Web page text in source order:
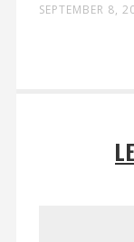
SEPTEMBER 8,